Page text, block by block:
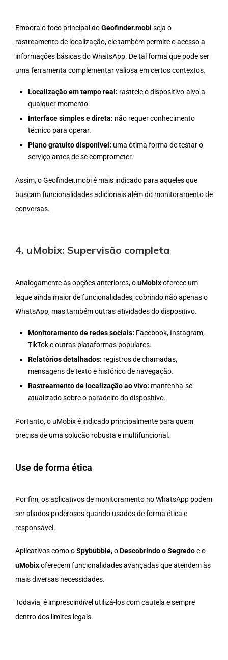
Embora o foco principal doGeofinder.mobi seja o
rastreamento de localização, ele também permite o acesso a
informações básicas do WhatsApp. De tal forma que pode ser
uma ferramenta complementar valiosa em certos contextos.
Localização em tempo real: rastreie o dispositivo-alvo a
qualquer momento.
Interface simples e direta: não requer conhecimento
técnico para operar.
Plano gratuito disponível: uma ótima forma de testar o
serviço antes de se comprometer.
Assim, o Geofinder.mobi é mais indicado para aqueles que
buscam funcionalidades adicionais além do monitoramento de
conversas.
4. uMobix: Supervisão completa
Analogamente às opções anteriores, ouMobixoferece um
leque ainda maior de funcionalidades, cobrindo não apenas o
WhatsApp, mas também outras atividades do dispositivo.
Monitoramento de redes sociais: Facebook, Instagram,
TikTok e outras plataformas populares.
Relatórios detalhados: registros de chamadas,
mensagens de texto e histórico de navegação.
Rastreamento de localização ao vivo: mantenha-se
atualizado sobre o paradeiro do dispositivo.
Portanto, o uMobix é indicado principalmente para quem
precisa de uma solução robusta e multifuncional.
Use de forma ética
Por fim, os aplicativos de monitoramento no WhatsApp podem
ser aliados poderosos quando usados de forma ética e
responsável.
Aplicativos como oSpybubble, oDescobrindo o Segredoe o
uMobixoferecem funcionalidades avançadas que atendem às
mais diversas necessidades.
Todavia, é imprescindível utilizá-los com cautela e sempre
dentro dos limites legais.